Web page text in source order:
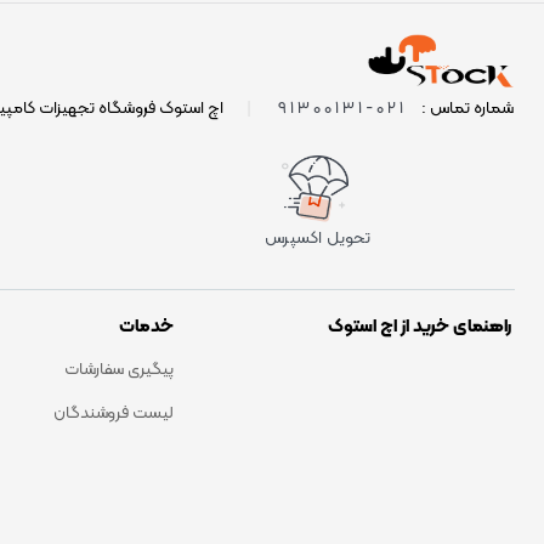
شماره تماس : 021-91300131 اچ استوک فروشگاه تجهیزات
تحویل اکسپرس
راهنمای خرید از اچ استوک خدمات
پیگیری سفارشات
لیست فروشندگان